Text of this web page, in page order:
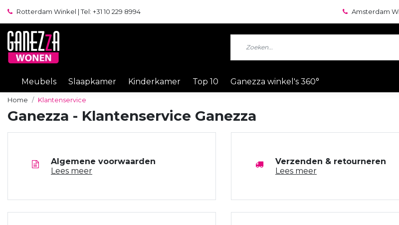
Rotterdam Winkel | Tel: +31 10 229 8994 Amsterdam
Meubels Slaapkamer Kinderkamer Top 10 Ganezza winkel's 360°
Home Klantenservice
Ganezza - Klantenservice Ganezza
Algemene voorwaarden
Lees meer
Verzenden & retourneren
Lees meer